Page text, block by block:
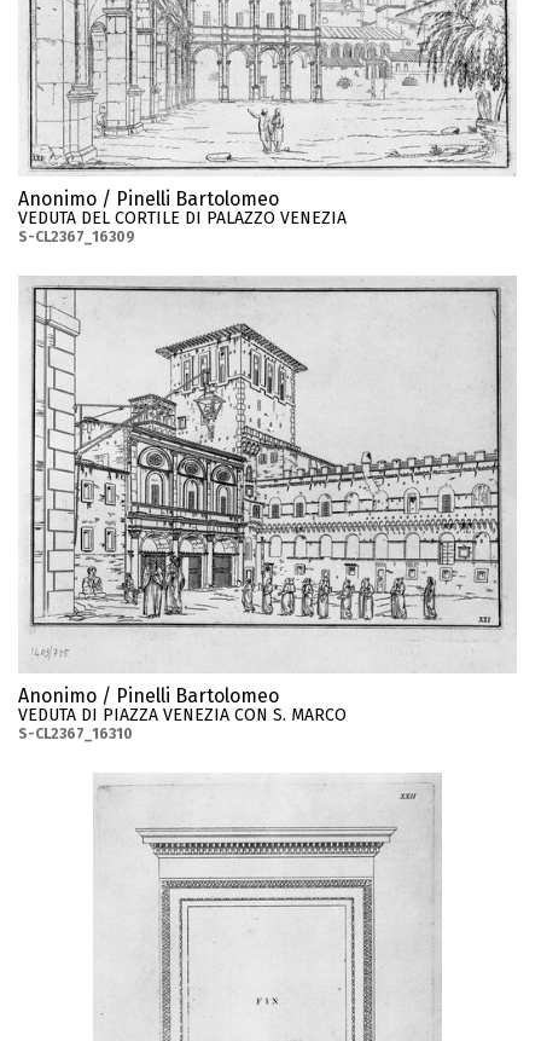
Anonimo / Pinelli Bartolomeo
VEDUTA DEL CORTILE DI PALAZZO VENEZIA
S-CL2367_16309
Anonimo / Pinelli Bartolomeo
VEDUTA DI PIAZZA VENEZIA CON S. MARCO
S-CL2367_16310